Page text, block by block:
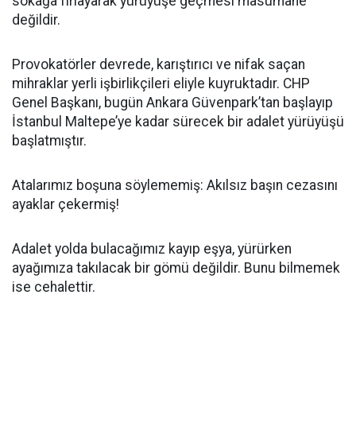
değildir.
Provokatörler devrede, karıştırıcı ve nifak saçan
mihraklar yerli işbirlikçileri eliyle kuyruktadır. CHP
Genel Başkanı, bugün Ankara Güvenpark’tan başlayıp
İstanbul Maltepe’ye kadar sürecek bir adalet yürüyüşü
başlatmıştır.
Atalarımız boşuna söylememiş: Akılsız başın cezasını
ayaklar çekermiş!
Adalet yolda bulacağımız kayıp eşya, yürürken
ayağımıza takılacak bir gömü değildir. Bunu bilmemek
ise cehalettir.